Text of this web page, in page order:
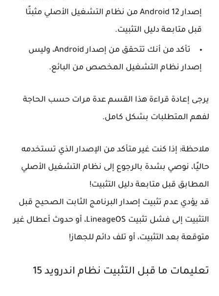
إصدار Android 12 من نظام التشغيل الأصلي مثبتًا
قبل متابعة دليل التثبيت.
تأكد من أنك تتحقق من إصدار Android، وليس
إصدار نظام التشغيل المخصص من البائع.
يرجى إعادة قراءة هذا القسم عدة مرات حسب الحاجة
لفهم المتطلبات بشكل كامل.
ملاحظة: إذا كنت غير متأكد من الإصدار الذي تستخدمه
حاليًا، نوصي بشدة بالرجوع إلى نظام التشغيل الأصلي
المطابق قبل متابعة دليل التثبيت!
قد يؤدي عدم تثبيت إصدار البرنامج الثابت الصحيح قبل
التثبيت إلى فشل تثبيت LineageOS، أو حدوث أعطال غير
متوقعة بعد التثبيت، أو تلف دائم للجهاز!
تعليمات ما قبل التثبيت نظام اندرويد 15